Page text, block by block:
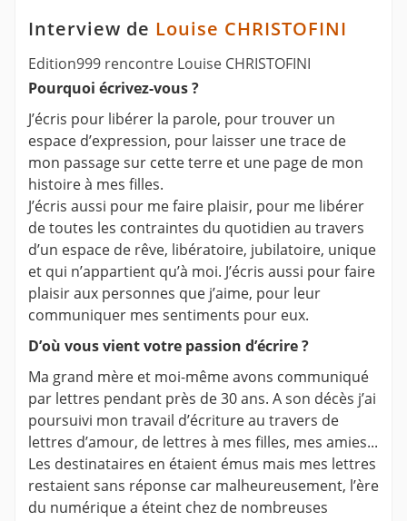
Interview de Louise CHRISTOFINI
Edition999 rencontre Louise CHRISTOFINI
Pourquoi écrivez-vous ?
J’écris pour libérer la parole, pour trouver un
espace d’expression, pour laisser une trace de
mon passage sur cette terre et une page de mon
histoire à mes filles.
J’écris aussi pour me faire plaisir, pour me libérer
de toutes les contraintes du quotidien au travers
d’un espace de rêve, libératoire, jubilatoire, unique
et qui n’appartient qu’à moi. J’écris aussi pour faire
plaisir aux personnes que j’aime, pour leur
communiquer mes sentiments pour eux.
D’où vous vient votre passion d’écrire ?
Ma grand mère et moi-même avons communiqué
par lettres pendant près de 30 ans. A son décès j’ai
poursuivi mon travail d’écriture au travers de
lettres d’amour, de lettres à mes filles, mes amies...
Les destinataires en étaient émus mais mes lettres
restaient sans réponse car malheureusement, l’ère
du numérique a éteint chez de nombreuses